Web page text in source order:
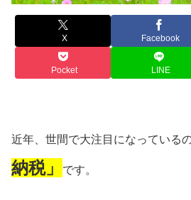
X Facebook
Pocket LINE
近年、世間で大注目になっている
納税」
です。